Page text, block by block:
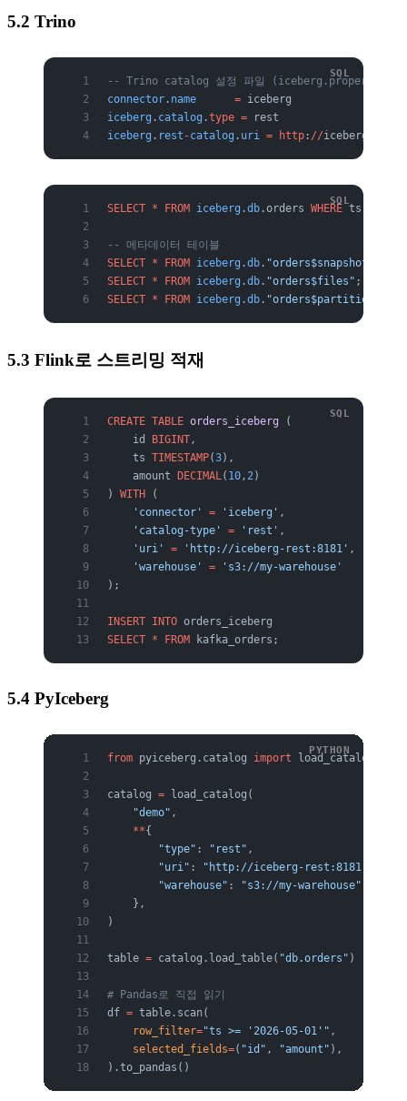
5.2 Trino
-- Trino catalog 설정 파일 (iceberg.properties)
connector . name
      =
iceberg
iceberg . catalog .type = rest
iceberg . rest -catalog . uri = http : //iceberg
SELECT * FROM iceberg .db .orders WHERE ts
-- 메타데이터 테이블
SELECT * FROM iceberg .db . "orders$snapshots"
SELECT * FROM iceberg .db . "orders$files" ;
SELECT * FROM iceberg .db . "orders$partitions"
5.3 Flink로 스트리밍 적재
CREATE TABLE orders_iceberg (
    id
BIGINT ,
    ts
TIMESTAMP(3),
    amount
DECIMAL ( 10 , 2 )
) WITH (
    'connector'
= 'iceberg' ,
    'catalog-type'
= 'rest' ,
    'uri'
= 'http://iceberg-rest:8181' ,
    'warehouse'
= 's3://my-warehouse'
);
INSERT INTO orders_iceberg
SELECT * FROM kafka_orders;
5.4 PyIceberg
from pyiceberg.catalog import load_catalog
catalog = load_catalog(
    "demo"
,
    **
{
        "type"
: "rest" ,
        "uri"
: "http://iceberg-rest:8181"
        "warehouse"
: "s3://my-warehouse"
    },
)
table = catalog.load_table( "db.orders" )
# Pandas로 직접 읽기
df = table.scan(
    row_filter
="ts >= '2026-05-01'" ,
    selected_fields
=( "id" , "amount" ),
).to_pandas()